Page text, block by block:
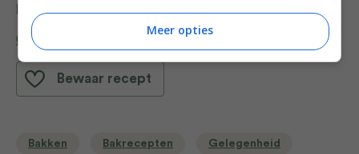
Deel dit recept
Bewaar recept
Bakken Bakrecepten Gelegenheid
Meer opties